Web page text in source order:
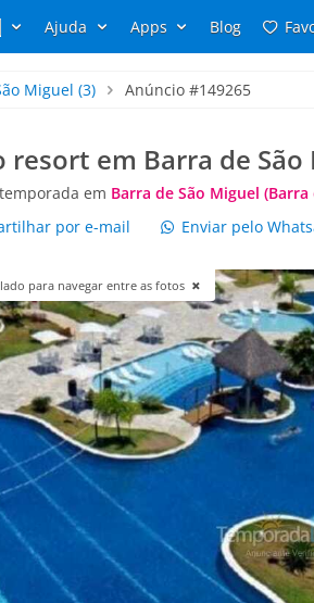
Ajuda Apps Blog
Miguel (3) Anúncio #149265
em Barra de São
em Barra de São Miguel (Barra
por e-mail Enviar pelo
para navegar entre as fotos